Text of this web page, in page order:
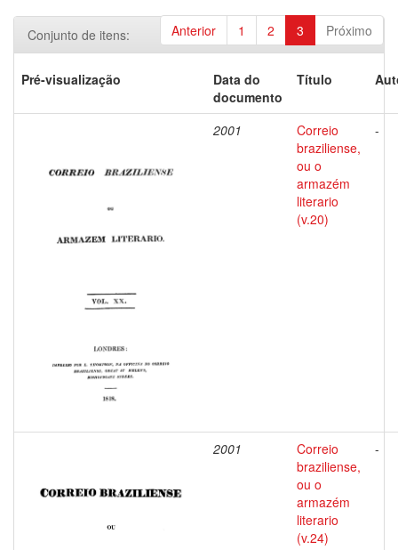
Anterior 1 2 3 Próximo
Conjunto de itens:
Pré-visualização
Data do
documento
Título
2001
Correio
braziliense,
ou o
armazém
literario
(v.20)
-
2001
Correio
braziliense,
ou o
armazém
literario
(v.24)
-